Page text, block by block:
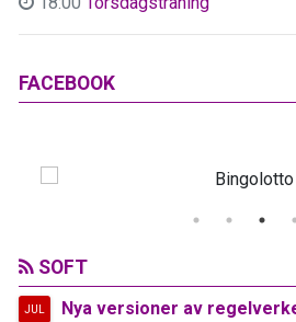
FACEBOOK
SOFT
JUL
Nya versioner av